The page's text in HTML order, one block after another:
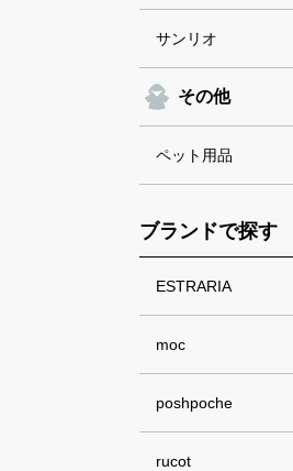
サンリオ
その他
ペット用品
ブランドで探す
ESTRARIA
moc
poshpoche
rucot